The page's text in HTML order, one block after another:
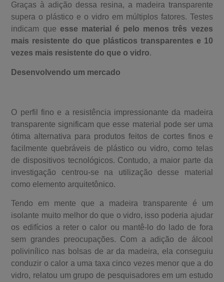
Graças à adição dessa resina, a madeira transparente
supera o plástico e o vidro em múltiplos fatores. Testes
indicam que esse material é pelo menos três vezes
mais resistente do que plásticos transparentes e 10
vezes mais resistente do que o vidro.
Desenvolvendo um mercado
O perfil fino e a resistência impressionante da madeira
transparente significam que esse material pode ser uma
ótima alternativa para produtos feitos de cortes finos e
facilmente quebráveis de plástico ou vidro, como telas
de dispositivos tecnológicos. Contudo, a maior parte da
investigação centrou-se na utilização desse material
como elemento arquitetônico.
Tendo em mente que a madeira transparente é um
isolante muito melhor do que o vidro, isso poderia ajudar
os edifícios a reter o calor ou mantê-lo do lado de fora
sem grandes preocupações. Com a adição de álcool
polivinílico nas bolsas de ar da madeira, ela conseguiu
conduzir o calor a uma taxa cinco vezes menor que a do
vidro, relatou um grupo de pesquisadores em um estudo